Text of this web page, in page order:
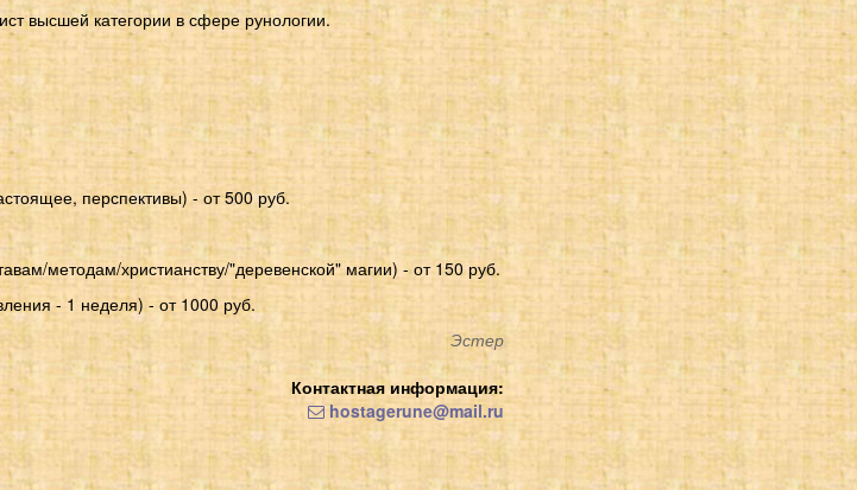
высшей категории в сфере рунологии.
перспективы) - от 500 руб.
методам/христианству/"деревенской" магии) - от 150 руб.
- 1 неделя) - от 1000 руб.
Эстер
Контактная информация:
hostagerune@mail.ru